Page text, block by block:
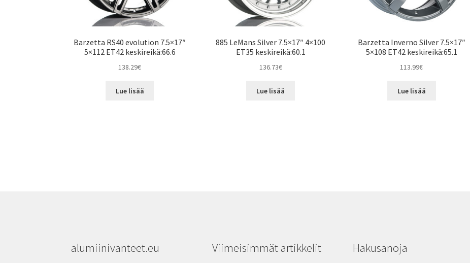
Barzetta RS40 evolution 7.5×17″
5×112 ET42 keskireikä:66.6
138.29€
Lue lisää
885 LeMans Silver 7.5×17″ 4×100
ET35 keskireikä:60.1
136.73€
Lue lisää
Barzetta Inverno Silver 7.5×17″
5×108 ET42 keskireikä:65.1
113.99€
Lue lisää
alumiinivanteet.eu Viimeisimmät artikkelit Hakusanoja